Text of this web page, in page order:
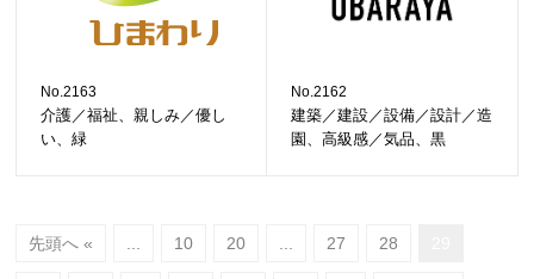
No.2163
介護／福祉、親しみ／優し
い、緑
No.2162
建築／建設／設備／設計／造
園、高級感／気品、黒
先頭へ « 10 20 27 28